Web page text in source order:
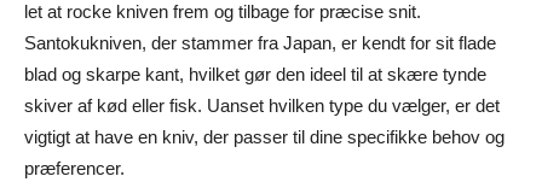
let at rocke kniven frem og tilbage for præcise snit.
Santokukniven, der stammer fra Japan, er kendt for sit flade
blad og skarpe kant, hvilket gør den ideel til at skære tynde
skiver af kød eller fisk. Uanset hvilken type du vælger, er det
vigtigt at have en kniv, der passer til dine specifikke behov og
præferencer.